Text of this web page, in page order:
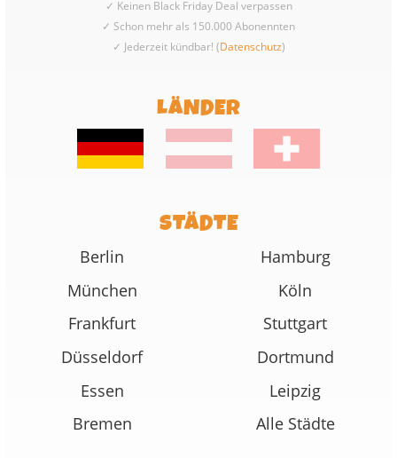
✓ Keinen Black Friday Deal verpassen
✓ Schon mehr als 150.000 Abonennten
✓ Jederzeit kündbar! (Datenschutz)
LÄNDER
STÄDTE
Berlin
Hamburg
München
Köln
Frankfurt
Stuttgart
Düsseldorf
Dortmund
Essen
Leipzig
Bremen
Alle Städte